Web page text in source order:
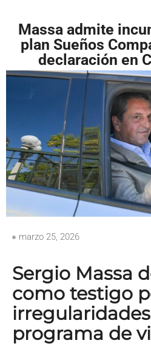
Massa admite
plan Sueños
declaración en
marzo 25, 2026
Sergio Massa
como testigo
programa de